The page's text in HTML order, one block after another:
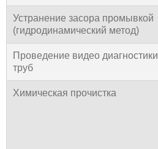
Устранение засора промывкой
(гидродинамический метод)
Проведение видео диагностики
труб
Химическая прочистка